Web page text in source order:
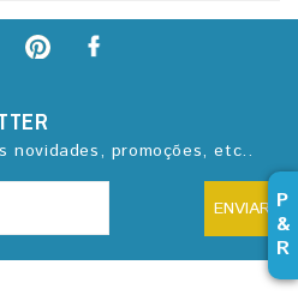
novidades, promoções, etc..
ENVIAR P
&
R